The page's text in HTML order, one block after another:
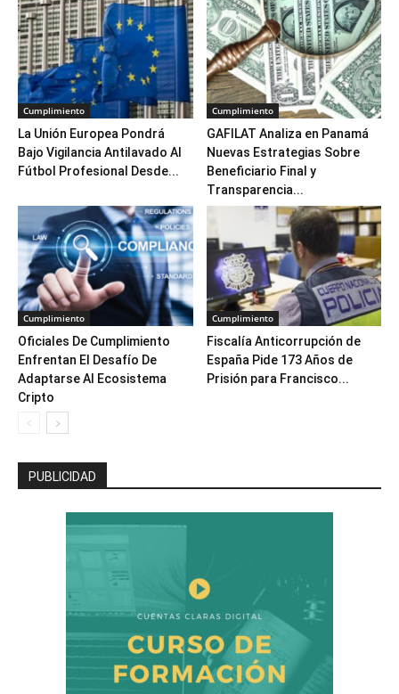
Cumplimiento
La Unión Europea Pondrá
Bajo Vigilancia Antilavado Al
Fútbol Profesional Desde...
Cumplimiento
GAFILAT Analiza en Panamá
Nuevas Estrategias Sobre
Beneficiario Final y
Transparencia...
Cumplimiento
Oficiales De Cumplimiento
Enfrentan El Desafío De
Adaptarse Al Ecosistema
Cripto
Cumplimiento
Fiscalía Anticorrupción de
España Pide 173 Años de
Prisión para Francisco...
PUBLICIDAD